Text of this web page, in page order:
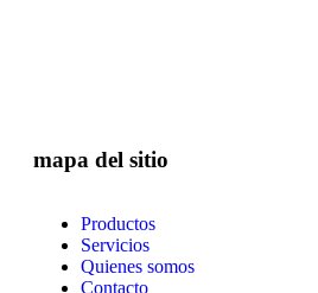
mapa del sitio
Productos
Servicios
Quienes somos
Contacto